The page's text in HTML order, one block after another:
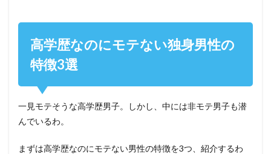
高学歴なのにモテない独身男性の
特徴3選
一見モテそうな高学歴男子。しかし、中には非モテ男子も潜
んでいるわ。
まずは高学歴なのにモテない男性の特徴を3つ、紹介するわ